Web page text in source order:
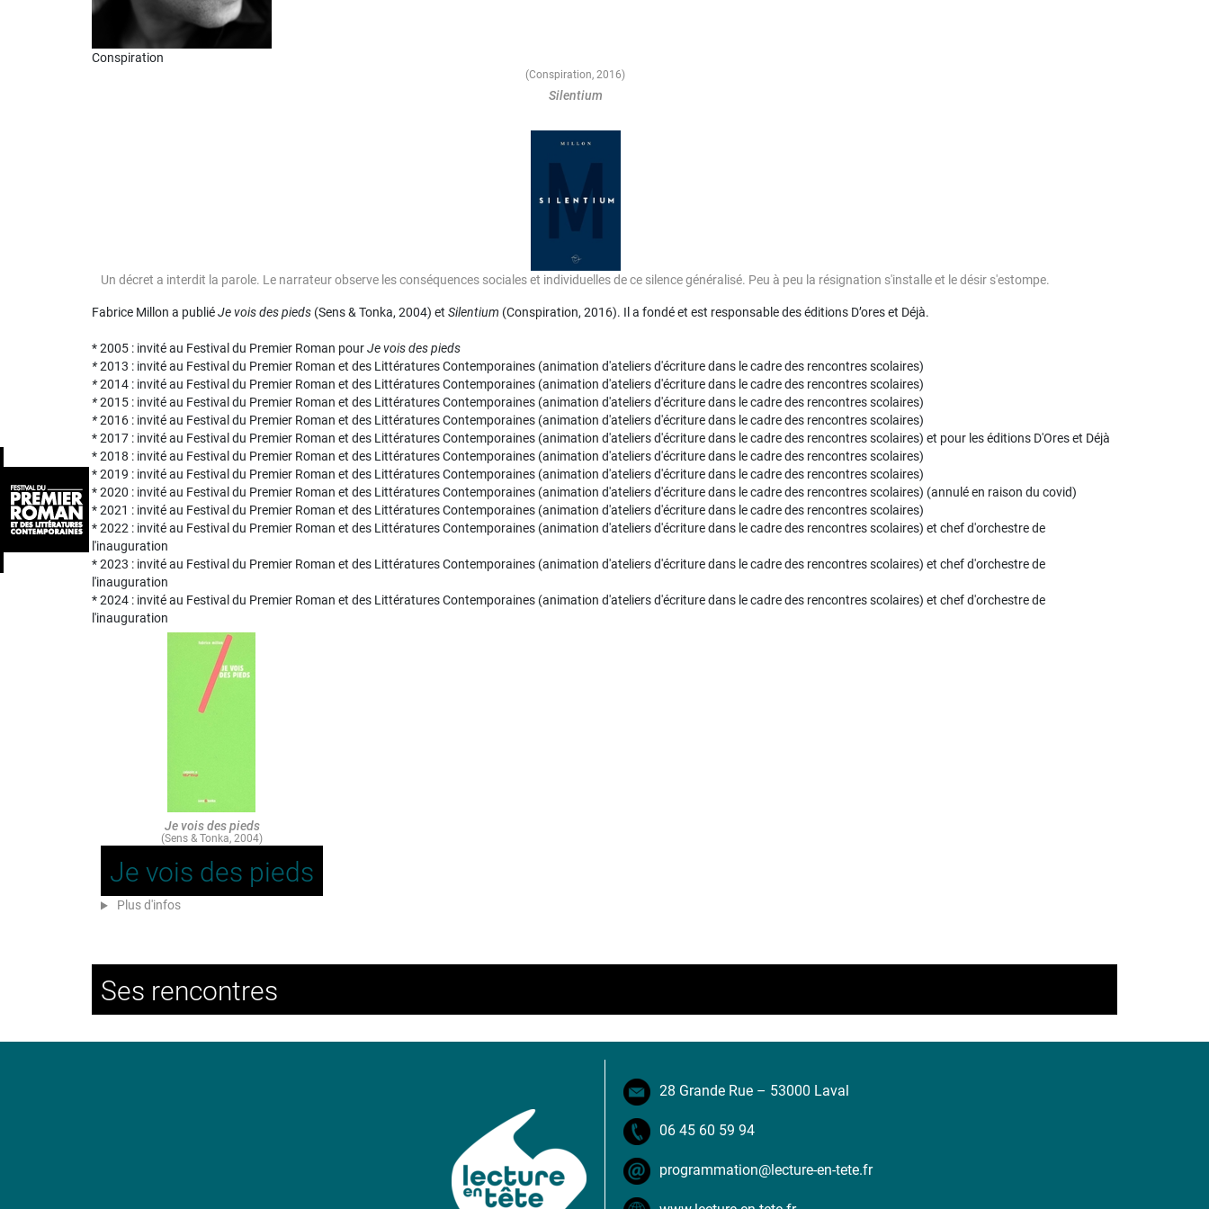
Conspiration
(Conspiration, 2016)
Silentium
Image
Un décret a interdit la parole. Le narrateur observe les conséquences sociales et individuelles de ce silence généralisé. Peu à peu la résignation s'installe et le désir s'estompe.
Fabrice Millon a publiéJe vois des pieds (Sens & Tonka, 2004) et Silentium (Conspiration, 2016). Il a fondé et est responsable des éditions D’ores et Déjà.
* 2005 : invité au Festival du Premier Roman pourJe vois des pieds
*2013 : invité au Festival du Premier Roman et des Littératures Contemporaines (animation d'ateliers d'écriture dans le cadre des rencontres scolaires)
*2014 : invité au Festival du Premier Roman et des Littératures Contemporaines (animation d'ateliers d'écriture dans le cadre des rencontres scolaires)
*2015 : invité au Festival du Premier Roman et des Littératures Contemporaines (animation d'ateliers d'écriture dans le cadre des rencontres scolaires)
*2016 : invité au Festival du Premier Roman et des Littératures Contemporaines (animation d'ateliers d'écriture dans le cadre des rencontres scolaires)
* 2017 : invité au Festival du Premier Roman et des Littératures Contemporaines (animation d'ateliers d'écriture dans le cadre des rencontres scolaires) et pour les éditions D'Ores et Déjà
* 2018 : invité au Festival du Premier Roman et des Littératures Contemporaines (animation d'ateliers d'écriture dans le cadre des rencontres scolaires)
* 2019 : invité au Festival du Premier Roman et des Littératures Contemporaines (animation d'ateliers d'écriture dans le cadre des rencontres scolaires)
* 2020 : invité au Festival du Premier Roman et des Littératures Contemporaines (animation d'ateliers d'écriture dans le cadre des rencontres scolaires) (annulé en raison du covid)
* 2021 : invité au Festival du Premier Roman et des Littératures Contemporaines (animation d'ateliers d'écriture dans le cadre des rencontres scolaires)
* 2022 : invité au Festival du Premier Roman et des Littératures Contemporaines (animation d'ateliers d'écriture dans le cadre des rencontres scolaires) et chef d'orchestre de
l'inauguration
* 2023 : invité au Festival du Premier Roman et des Littératures Contemporaines (animation d'ateliers d'écriture dans le cadre des rencontres scolaires) et chef d'orchestre de
l'inauguration
* 2024 : invité au Festival du Premier Roman et des Littératures Contemporaines (animation d'ateliers d'écriture dans le cadre des rencontres scolaires) et chef d'orchestre de
l'inauguration
Image
Je vois des pieds
(Sens & Tonka, 2004)
Je vois des pieds
Plus d'infos
Ses rencontres
28 Grande Rue – 53000 Laval
06 45 60 59 94
programmation@lecture-en-tete.fr